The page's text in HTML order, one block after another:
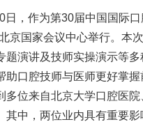
日，作为第30届中国国际
京国家会议中心举行。本
题演讲及技师实操演示等
助口腔技师与医师更好掌握
多位来自北京大学口腔医
其中，两位业内具有重要